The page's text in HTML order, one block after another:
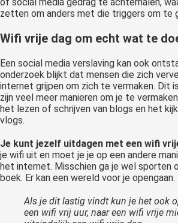
zetten om anders met die triggers om te
Wifi vrije dag om echt wat te
Een social media verslaving kan ook
onderzoek blijkt dat mensen die zich
internet grijpen om zich te vermaken. Dit
zijn veel meer manieren om je te
het lezen of schrijven van blogs en het
vlogs.
Je kunt jezelf uitdagen met een wifi
je wifi uit en moet je je op een andere
het internet. Misschien ga je wel sporten
boek. Er kan een wereld voor je opengaan.
Als je dit lastig vindt kun je het ook
een wifi vrij uur, naar een wifi vrije